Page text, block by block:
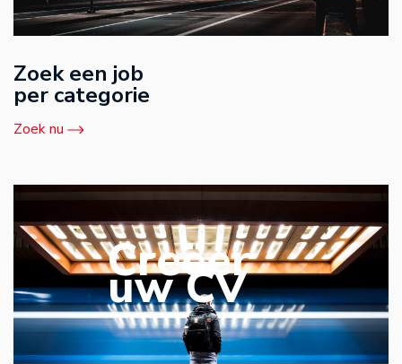
Zoek een job
per categorie
Zoek nu
Creëer
uw CV